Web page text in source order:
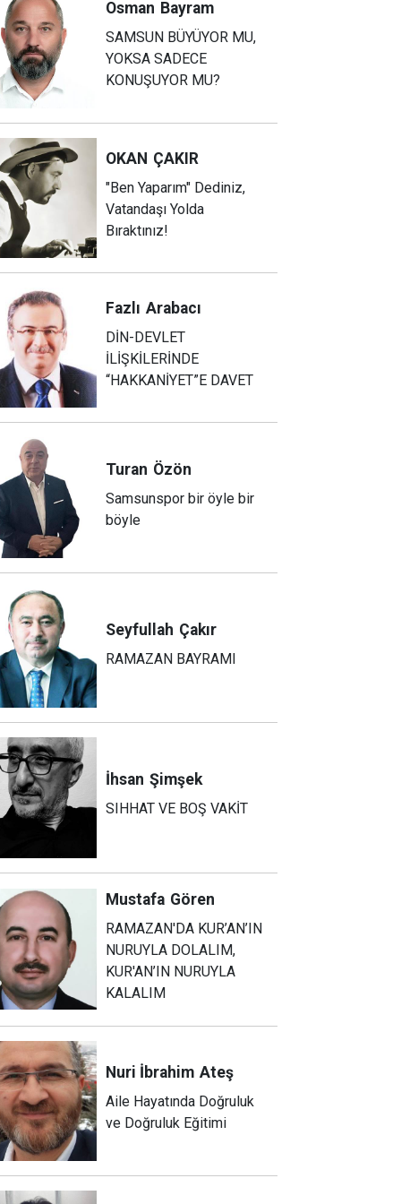
Osman Bayram
SAMSUN BÜYÜYOR MU,
YOKSA SADECE
KONUŞUYOR MU?
OKAN ÇAKIR
"Ben Yaparım" Dediniz,
Vatandaşı Yolda
Bıraktınız!
Fazlı Arabacı
DİN-DEVLET
İLİŞKİLERİNDE
“HAKKANİYET”E DAVET
Turan Özön
Samsunspor bir öyle bir
böyle
Seyfullah Çakır
RAMAZAN BAYRAMI
İhsan Şimşek
SIHHAT VE BOŞ VAKİT
Mustafa Gören
RAMAZAN'DA KUR’AN’IN
NURUYLA DOLALIM,
KUR'AN’IN NURUYLA
KALALIM
Nuri İbrahim Ateş
Aile Hayatında Doğruluk
ve Doğruluk Eğitimi